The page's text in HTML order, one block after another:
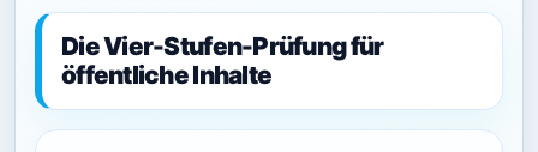
Die Vier-Stufen-Prüfung für
öffentliche Inhalte